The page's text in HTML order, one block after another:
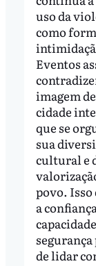
uso da
como
Eventos
imagem
cidade
que se
sua
cultural e
povo. Isso
a
de lidar